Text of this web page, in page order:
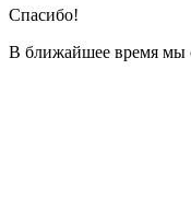
Спасибо!
В ближайшее время мы